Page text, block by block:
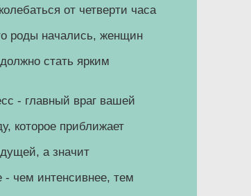
от четверти часа
роды начались, женщин
стать ярким
- главный враг вашей
которое приближает
а значит
чем интенсивнее, тем